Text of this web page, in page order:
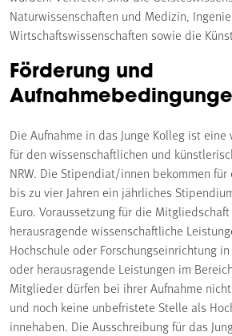
Naturwissenschaften und Medizin,
Wirtschaftswissenschaften sowie die
Förderung und
Die Aufnahme in das Junge Kolleg ist
für den wissenschaftlichen und
NRW. Die Stipendiat/innen bekommen für
bis zu vier Jahren ein jährliches
Euro. Voraussetzung für die
herausragende wissenschaftliche
Hochschule oder Forschungseinrichtung
oder herausragende Leistungen im
Mitglieder dürfen bei ihrer Aufnahme
und noch keine unbefristete Stelle als
innehaben. Die Ausschreibung für das